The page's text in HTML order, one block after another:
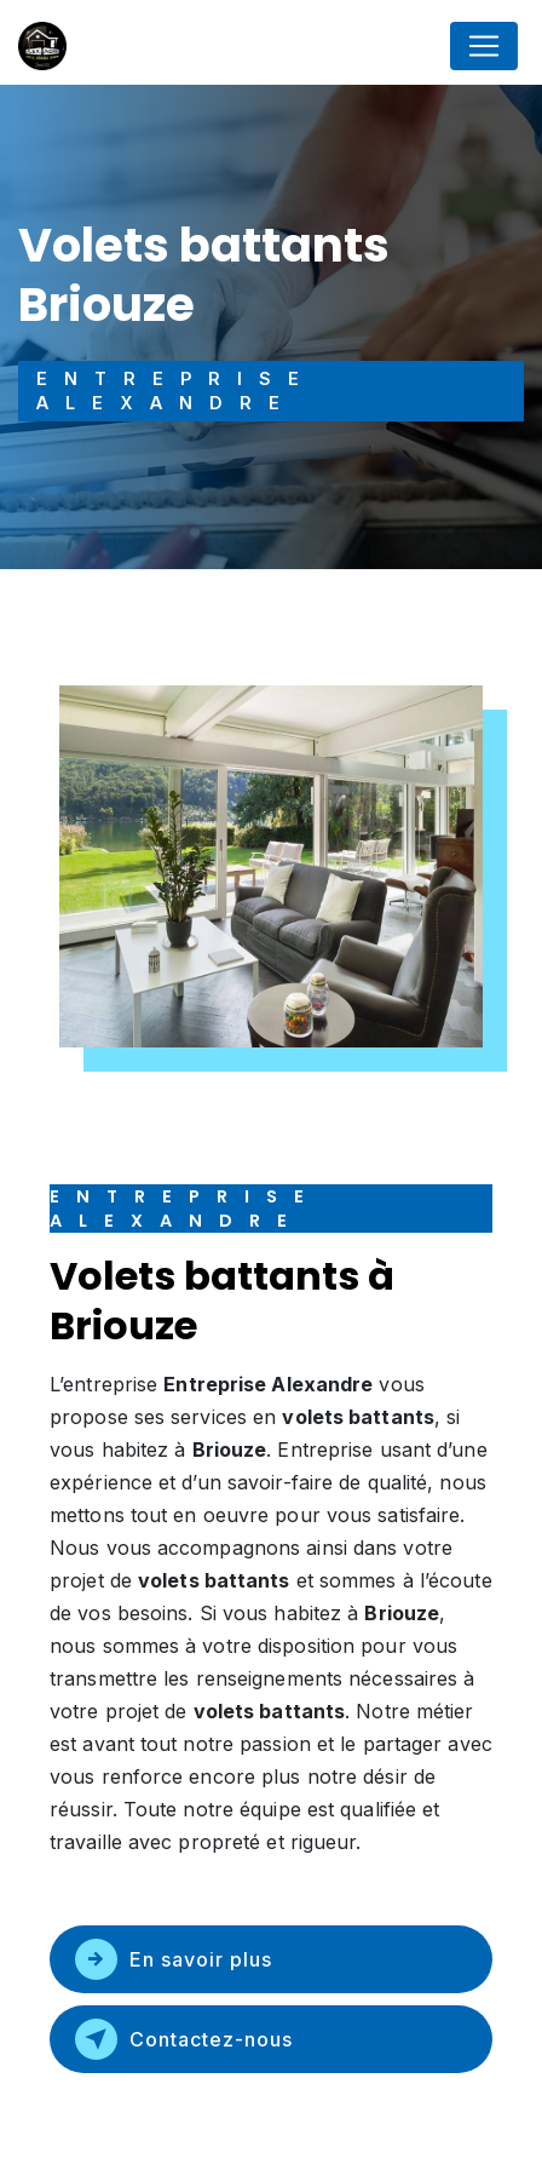
volets battants
Briouze
ENTREPRISE
ALEXANDRE
ENTREPRISE
ALEXANDRE
volets battants à
Briouze
L’entreprise Entreprise Alexandre vous
propose ses services envolets battants, si
vous habitez à Briouze. Entreprise usant d’une
expérience et d’un savoir-faire de qualité, nous
mettons tout en oeuvre pour vous satisfaire.
Nous vous accompagnons ainsi dans votre
projet de volets battants et sommes à l’écoute
de vos besoins. Si vous habitez à Briouze,
nous sommes à votre disposition pour vous
transmettre les renseignements nécessaires à
votre projet de volets battants. Notre métier
est avant tout notre passion et le partager avec
vous renforce encore plus notre désir de
réussir. Toute notre équipe est qualifiée et
travaille avec propreté et rigueur.
En savoir plus
Contactez-nous